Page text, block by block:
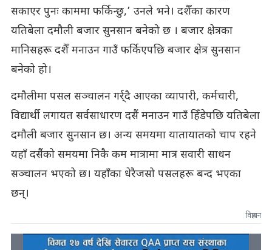
सकाएर पुनः काममा फर्किन्छु,’ उनले भने। दशैँका कारण
यतिबेला दमौली बजार सुनसान बनेको छ । बजार क्षेत्रका
मानिसहरू दशैँ मनाउन गाउँ फर्किएपछि बजार क्षेत्र सुनसान
बनेको हो।
दमौलीमा पसल सञ्चालन गर्र्दै आएका व्यापारी, कर्मचारी,
विद्यार्थी लगायत सर्वसाधारण दसैं मनाउन गाउँ हिँडेपछि यतिबेला
दमौली बजार सुनसान छ। अन्य समयमा यातायातको चाप रहने
यहाँ दसैंंको समयमा निकै कम मात्रामा मात्र सवारी साधन
सञ्चालन भएको छ। यहाँका धेरैजसो पसलहरू बन्द भएका
छन्।
विज्ञापन